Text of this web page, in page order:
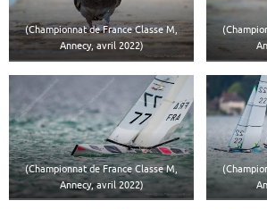
(Championnat de France Classe M,
Annecy, avril 2022)
(Championnat de France Classe M,
Annecy, avril 2022)